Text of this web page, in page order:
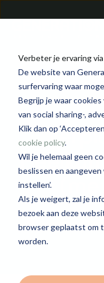
Verbeter je ervaring
De website van
surfervaring waar
Begrijp je waar
van social sharing-,
Klik dan op
cookie policy.
Wil je helemaal geen
beslissen en
instellen’.
Als je weigert, zal je
bezoek aan deze
browser geplaatst om
worden.
Generation4 Care